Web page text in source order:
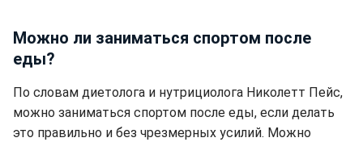
Можно ли заниматься спортом после
еды?
По словам диетолога и нутрициолога Николетт Пейс,
можно заниматься спортом после еды, если делать
это правильно и без чрезмерных усилий. Можно